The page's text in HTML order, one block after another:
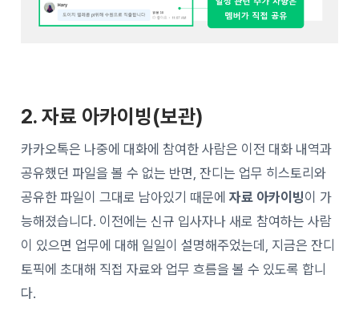
2. 자료 아카이빙(보관)
카카오톡은 나중에 대화에 참여한 사람은 이전 대화 내역과
공유했던 파일을 볼 수 없는 반면, 잔디는 업무 히스토리와
공유한 파일이 그대로 남아있기 때문에자료 아카이빙이 가
능해졌습니다. 이전에는 신규 입사자나 새로 참여하는 사람
이 있으면 업무에 대해 일일이 설명해주었는데, 지금은 잔디
토픽에 초대해 직접 자료와 업무 흐름을 볼 수 있도록 합니
다.